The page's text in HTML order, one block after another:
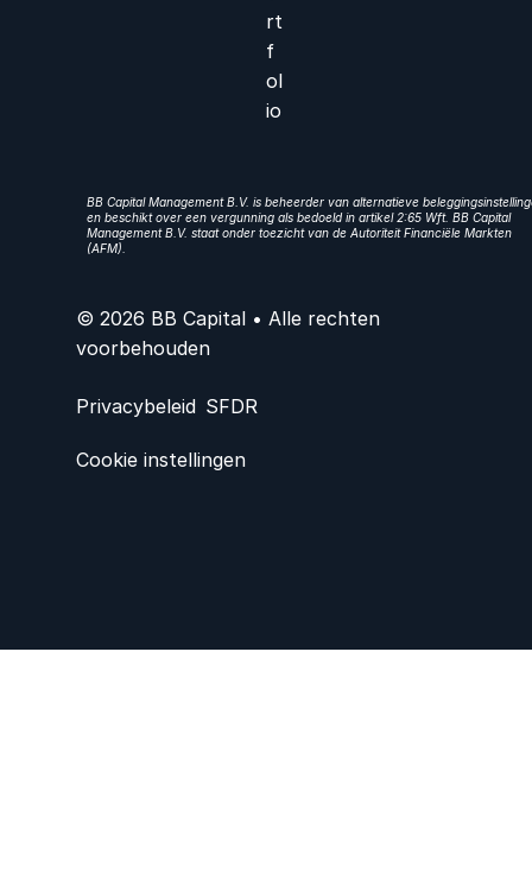
rt
f
ol
io
BB Capital Management B.V. is beheerder van alternatieve
en beschikt over een vergunning als bedoeld in artikel 2:65 Wft. BB Capital
Management B.V. staat onder toezicht van de Autoriteit Financiële Markten
(AFM).
© 2026 BB Capital • Alle rechten
voorbehouden
Privacybeleid SFDR
Cookie instellingen